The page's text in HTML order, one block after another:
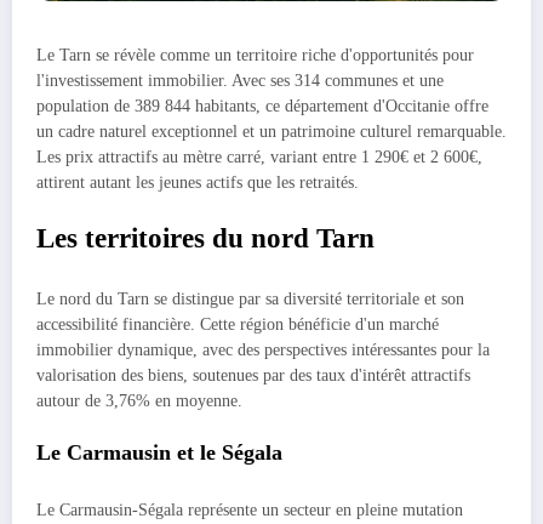
Le Tarn se révèle comme un territoire riche d'opportunités pour
l'investissement immobilier. Avec ses 314 communes et une
population de 389 844 habitants, ce département d'Occitanie offre
un cadre naturel exceptionnel et un patrimoine culturel remarquable.
Les prix attractifs au mètre carré, variant entre 1 290€ et 2 600€,
attirent autant les jeunes actifs que les retraités.
Les territoires du nord Tarn
Le nord du Tarn se distingue par sa diversité territoriale et son
accessibilité financière. Cette région bénéficie d'un marché
immobilier dynamique, avec des perspectives intéressantes pour la
valorisation des biens, soutenues par des taux d'intérêt attractifs
autour de 3,76% en moyenne.
Le Carmausin et le Ségala
Le Carmausin-Ségala représente un secteur en pleine mutation